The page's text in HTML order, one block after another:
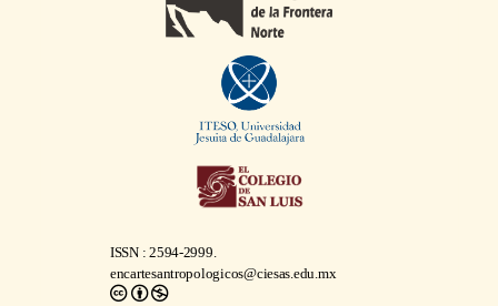
ISSN : 2594-2999.
encartesantropologicos@ciesas.edu.mx